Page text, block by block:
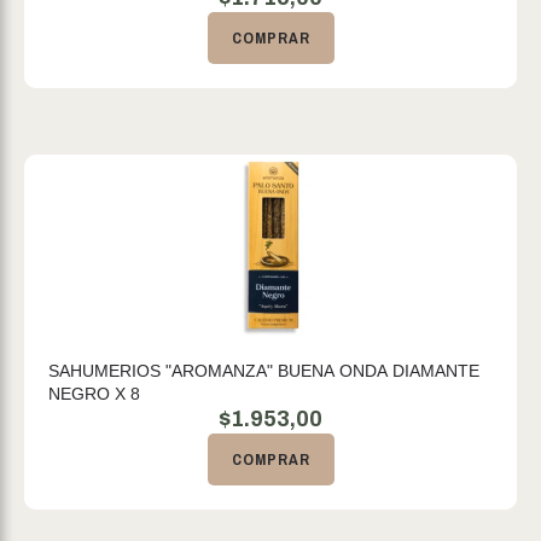
COMPRAR
SAHUMERIOS "AROMANZA" BUENA ONDA DIAMANTE
NEGRO X 8
$1.953,00
COMPRAR